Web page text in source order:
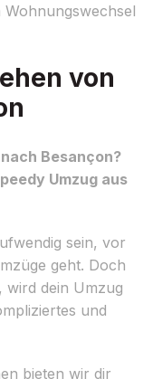
von
Besançon?
Umzug aus
sein, vor
geht. Doch
wird dein Umzug
und
bieten wir dir